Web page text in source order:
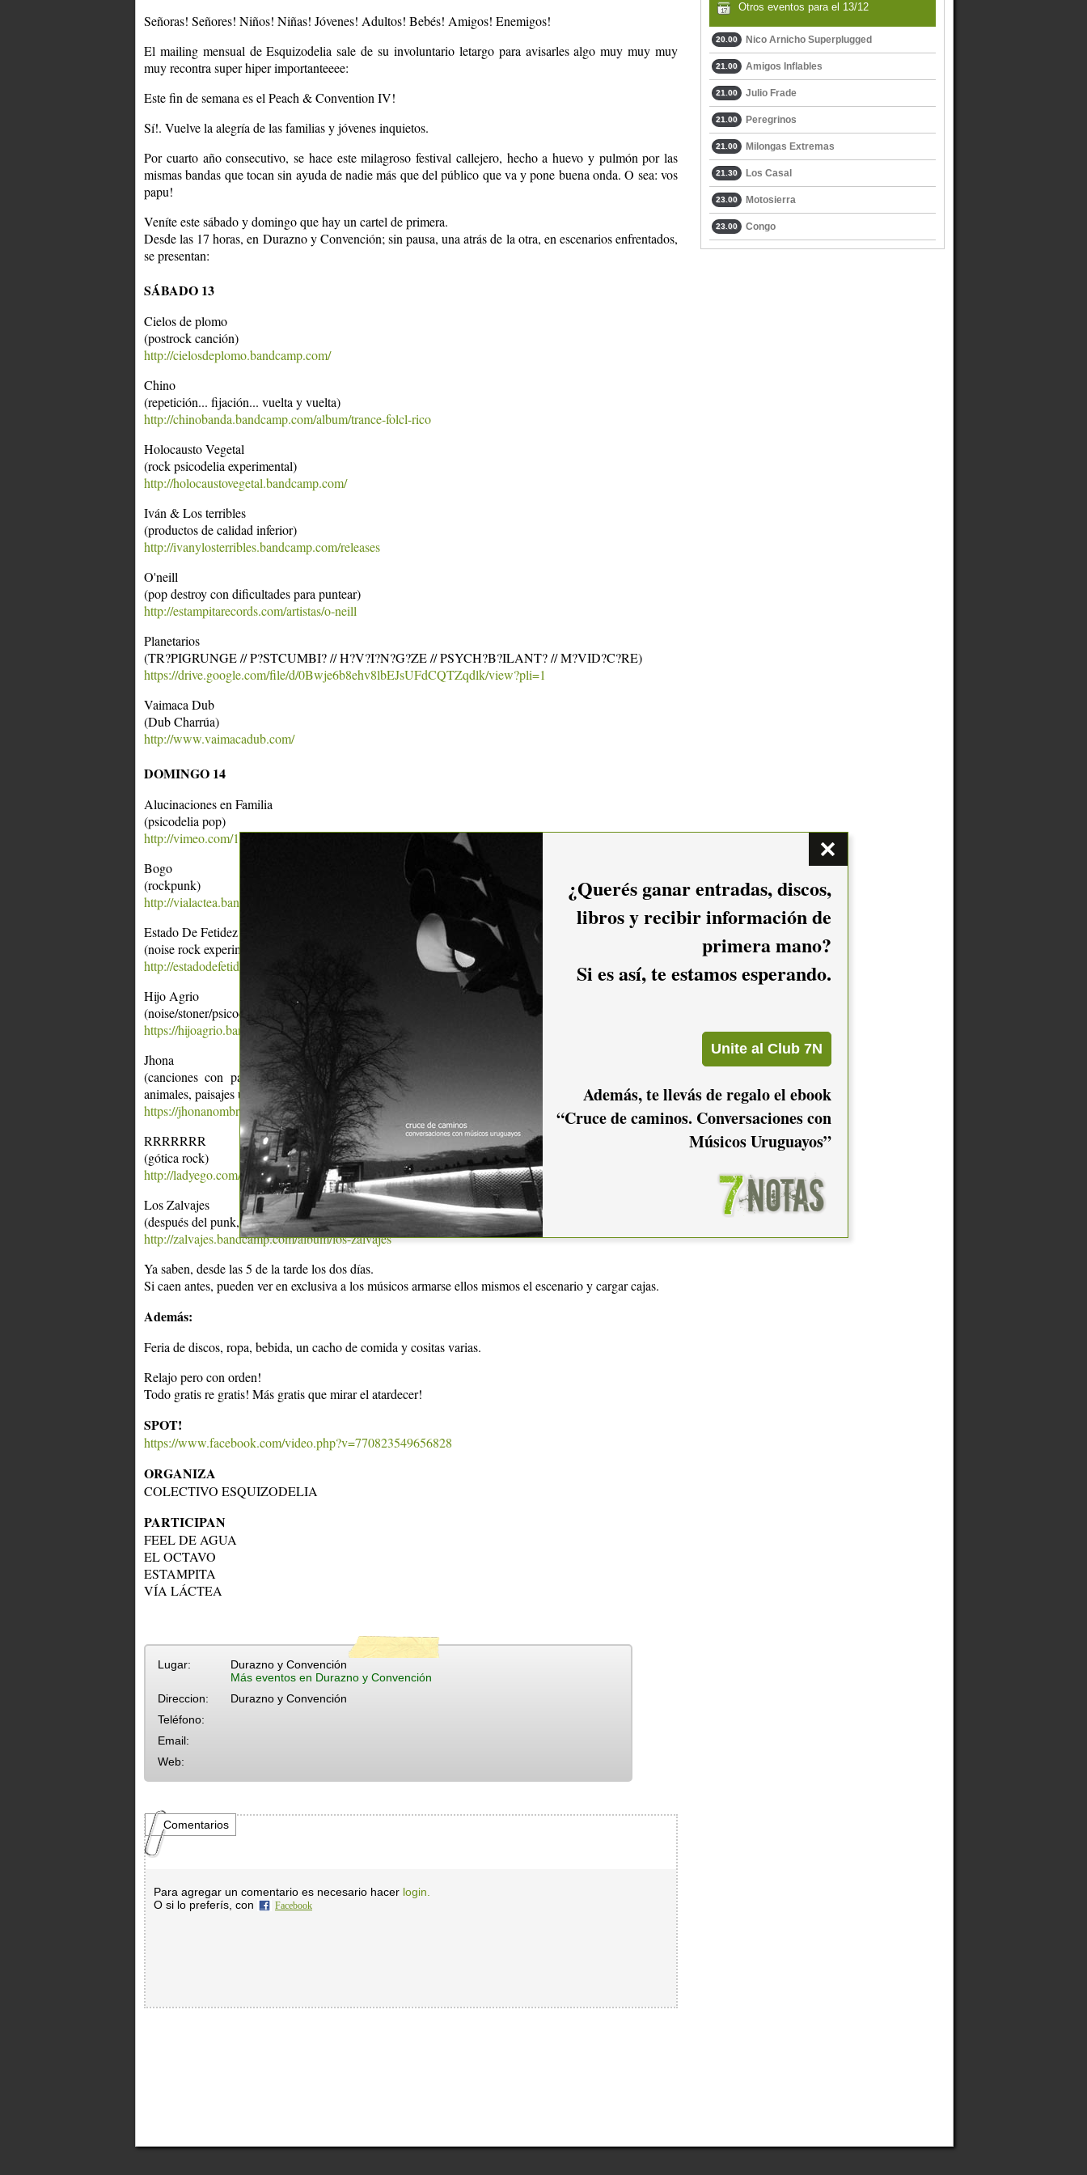
Señoras! Señores! Niños! Niñas! Jóvenes! Adultos! Bebés! Amigos! Enemigos!
El mailing mensual de Esquizodelia sale de su involuntario letargo para avisarles algo muy muy muy
muy recontra super hiper importanteeee:
Este fin de semana es el Peach & Convention IV!
Sí!. Vuelve la alegría de las familias y jóvenes inquietos.
Por cuarto año consecutivo, se hace este milagroso festival callejero, hecho a huevo y pulmón por las
mismas bandas que tocan sin ayuda de nadie más que del público que va y pone buena onda. O sea: vos
papu!
Veníte este sábado y domingo que hay un cartel de primera.
Desde las 17 horas, en Durazno y Convención; sin pausa, una atrás de la otra, en escenarios enfrentados,
se presentan:
SÁBADO 13
Cielos de plomo
(postrock canción)
http://cielosdeplomo.bandcamp.com/
Chino
(repetición... fijación... vuelta y vuelta)
http://chinobanda.bandcamp.com/album/trance-folcl-rico
Holocausto Vegetal
(rock psicodelia experimental)
http://holocaustovegetal.bandcamp.com/
Iván & Los terribles
(productos de calidad inferior)
http://ivanylosterribles.bandcamp.com/releases
O'neill
(pop destroy con dificultades para puntear)
http://estampitarecords.com/artistas/o-neill
Planetarios
(TR?PIGRUNGE // P?STCUMBI? // H?V?I?N?G?ZE // PSYCH?B?ILANT? // M?VID?C?RE)
https://drive.google.com/file/d/0Bwje6b8ehv8lbEJsUFdCQTZqdlk/view?pli=1
Vaimaca Dub
(Dub Charrúa)
http://www.vaimacadub.com/
DOMINGO 14
Alucinaciones en Familia
(psicodelia pop)
http://vimeo.com/101345229
Bogo
(rockpunk)
http://vialactea.bandcamp.com/track/bogo-dios-de-los-hombres-extranio-panorama-de-mindref
Estado De Fetidez
(noise rock experimental)
http://estadodefetidez.bandcamp.com/releases
Hijo Agrio
(noise/stoner/psicodélica/experimental)
https://hijoagrio.bandcamp.com/album/jabalismo
Jhona
(canciones con paisajes, relieve, montañas, valles y llanuras, agua, ríos, lagos y mares, la fauna,
animales, paisajes urbanos, ciudades)
https://jhonanombres.bandcamp.com/releases
RRRRRRR
(gótica rock)
http://ladyego.com/
Los Zalvajes
(después del punk, con dificultades)
http://zalvajes.bandcamp.com/album/los-zalvajes
Ya saben, desde las 5 de la tarde los dos días.
Si caen antes, pueden ver en exclusiva a los músicos armarse ellos mismos el escenario y cargar cajas.
Además:
Feria de discos, ropa, bebida, un cacho de comida y cositas varias.
Relajo pero con orden!
Todo gratis re gratis! Más gratis que mirar el atardecer!
SPOT!
https://www.facebook.com/video.php?v=770823549656828
ORGANIZA
COLECTIVO ESQUIZODELIA
PARTICIPAN
FEEL DE AGUA
EL OCTAVO
ESTAMPITA
VÍA LÁCTEA
Lugar:
Durazno y Convención
Más eventos en Durazno y Convención
Direccion:
Durazno y Convención
Teléfono:
Email:
Web:
Comentarios
Para agregar un comentario es necesario hacer login.
O si lo preferís, con
Facebook
Otros eventos para el 13/12
20.00 Nico Arnicho Superplugged
21.00 Amigos Inflables
21.00 Julio Frade
21.00 Peregrinos
21.00 Milongas Extremas
21.30 Los Casal
23.00 Motosierra
23.00 Congo
¿Querés ganar entradas, discos,
libros y recibir información de
primera mano?
Si es así, te estamos esperando.
Además, te llevás de regalo el ebook
“Cruce de caminos. Conversaciones con
Músicos Uruguayos”